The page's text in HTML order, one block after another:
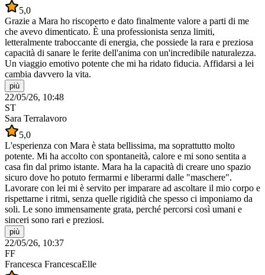
5,0
Grazie a Mara ho riscoperto e dato finalmente valore a parti di me
che avevo dimenticato. È una professionista senza limiti,
letteralmente traboccante di energia, che possiede la rara e preziosa
capacità di sanare le ferite dell'anima con un'incredibile naturalezza.
Un viaggio emotivo potente che mi ha ridato fiducia. Affidarsi a lei
cambia davvero la vita.
più
22/05/26, 10:48
ST
Sara Terralavoro
5,0
L'esperienza con Mara è stata bellissima, ma soprattutto molto
potente. Mi ha accolto con spontaneità, calore e mi sono sentita a
casa fin dal primo istante. Mara ha la capacità di creare uno spazio
sicuro dove ho potuto fermarmi e liberarmi dalle "maschere".
Lavorare con lei mi è servito per imparare ad ascoltare il mio corpo e
rispettarne i ritmi, senza quelle rigidità che spesso ci imponiamo da
soli. Le sono immensamente grata, perché percorsi così umani e
sinceri sono rari e preziosi.
più
22/05/26, 10:37
FF
Francesca FrancescaElle